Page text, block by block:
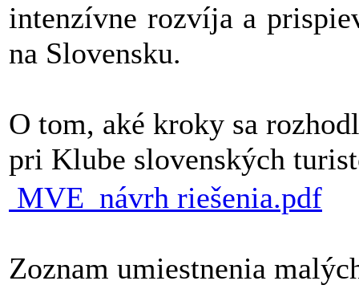
intenzívne rozvíja a
na Slovensku.
O tom, aké kroky sa
pri Klube slovenských
MVE_návrh riešenia.pdf
Zoznam umiestnenia